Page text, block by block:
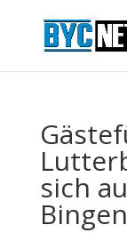
sich